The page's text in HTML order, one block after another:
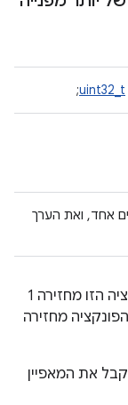
uint32_t
יש יותר מפנים אחד, ואת הערך
אם הקצאת המיפוי היא מפת קוביות, הפונקציה הזו מחזירה 1
מחזירה
את המאפיין